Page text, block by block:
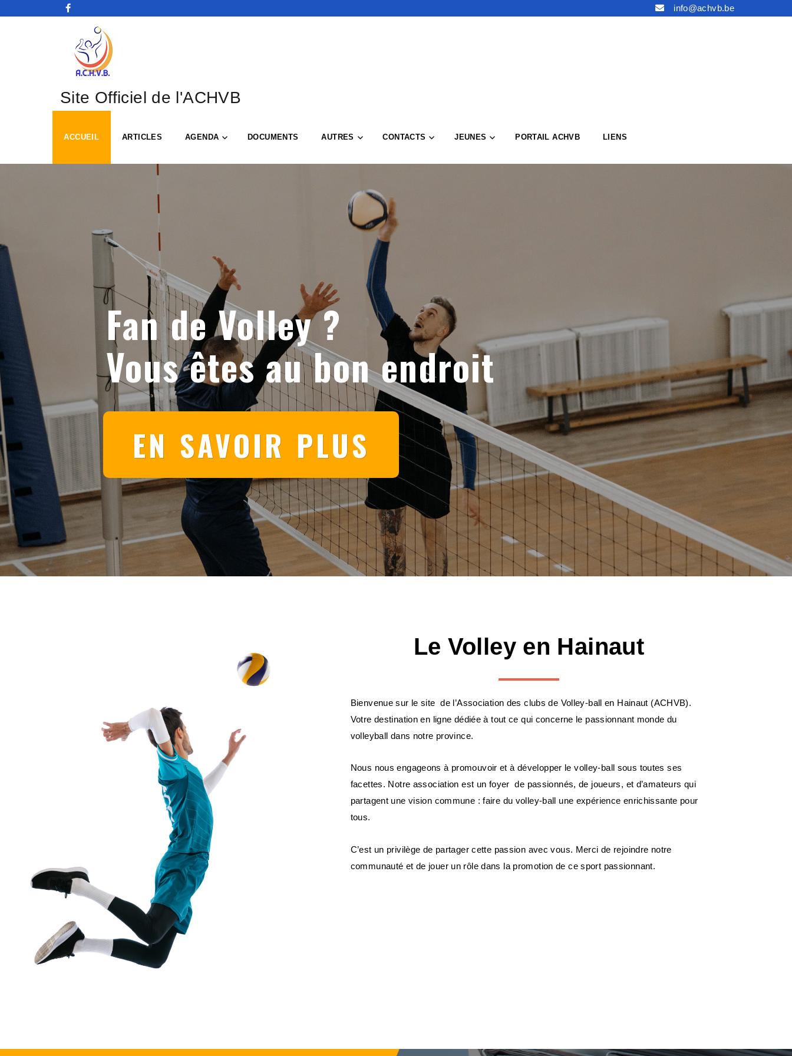
info@achvb.be
Site Officiel de l'ACHVB
ACCUEIL ARTICLES AGENDA DOCUMENTS AUTRES CONTACTS JEUNES PORTAIL ACHVB LIENS
Fan de Volley ?
Vous êtes au bon endroit
EN SAVOIR PLUS
Le Volley en Hainaut
Bienvenue sur le site de l’Association des clubs de Volley-ball en Hainaut (ACHVB).
Votre destination en ligne dédiée à tout ce qui concerne le passionnant monde du
volleyball dans notre province.
Nous nous engageons à promouvoir et à développer le volley-ball sous toutes ses
facettes. Notre association est un foyer de passionnés, de joueurs, et d’amateurs qui
partagent une vision commune : faire du volley-ball une expérience enrichissante pour
tous.
C’est un privilège de partager cette passion avec vous. Merci de rejoindre notre
communauté et de jouer un rôle dans la promotion de ce sport passionnant.